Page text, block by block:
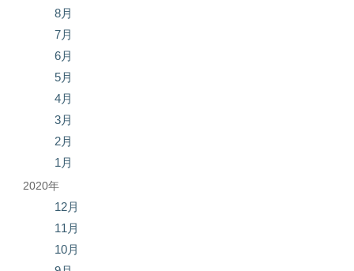
8月
7月
6月
5月
4月
3月
2月
1月
2020年
12月
11月
10月